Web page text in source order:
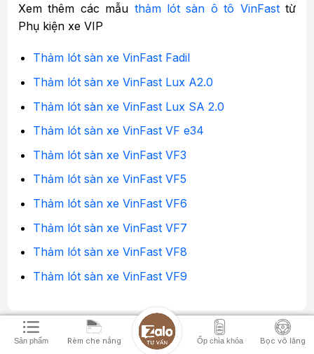
Xem thêm các mẫu thảm lót sàn ô tô VinFasttừ
Phụ kiện xe VIP
Thảm lót sàn xe VinFast Fadil
Thảm lót sàn xe VinFast Lux A2.0
Thảm lót sàn xe VinFast Lux SA 2.0
Thảm lót sàn xe VinFast VF e34
Thảm lót sàn xe VinFast VF3
Thảm lót sàn xe VinFast VF5
Thảm lót sàn xe VinFast VF6
Thảm lót sàn xe VinFast VF7
Thảm lót sàn xe VinFast VF8
Thảm lót sàn xe VinFast VF9
THÔNG TIN BỔ SUNG
Sản phẩm Rèm che nắng Ốp chìa khóa Bọc vô lăng